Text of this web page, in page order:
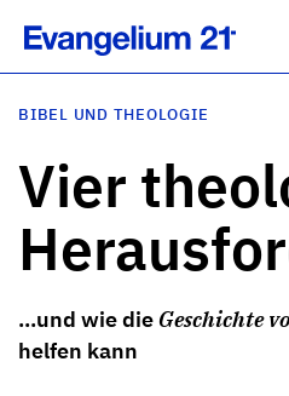
BIBEL UND THEOLOGIE
Vier
...und wie dieGeschichte
helfen kann